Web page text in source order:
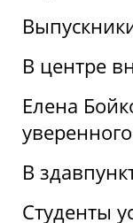
В центре
Елена
В
Студенты